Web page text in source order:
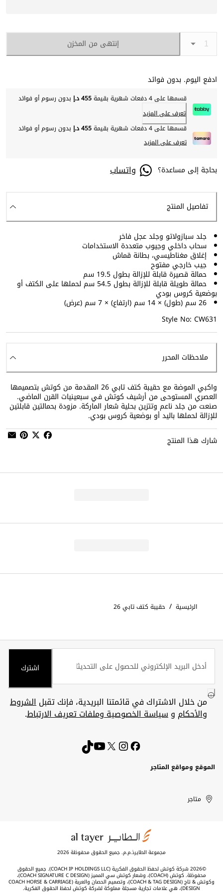
إنتهى من المخزن
ادفع اليوم. بدون فوائد
قسمها على 4 دفعات شهرية بقيمة 455 د.إ
بدون رسوم أو فوائد
تعرف على المزيد
قسمها على 4 دفعات شهرية بقيمة
455 د.إ
بدون رسوم أو فوائد
تعرف على المزيد
بحاجة إلى مساعدة؟ واتساب
تفاصيل المنتج
جلد سبازولاتو وجلد عجل فاخر
سحاب داخلي وجيوب متعددة الاستخدامات
إغلاق مغناطيسي، بطانة قماش
جيب خارجي مفتوح
حمالة قصيرة قابلة للإزالة بطول 19.5 سم
حمالة طويلة قابلة للإزالة بطول 54.5 سم لحملها على الكتف أو
بوضعية كروس بودي
26 سم (طول) × 14 سم (ارتفاع) × 7 سم (عرض)
Style No: CW631
ملاحظات المحرر
واكبي الموضة مع حقيبة كتف تابي 26 المقدمة من كوتش بتصميمها
العصري المستوحى من أرشيف كوتش في سبعينيات القرن الماضي.
صنعت من جلد ناعم وتتزين بحلية شعار الماركة. مزودة بحمالتين قابلتين
للإزالة لحملها باليد أو بوضعية كروس بودي.
شارك هذا المنتج
الرئيسية / حقيبة كتف تابي 26
اشترك
من خلال الاشتراك في قائمتنا البريدية، فإنك تقبلالشروط
والأحكام وسياسة الخصوصية وملفات تعريف الارتباط.
الموقع ومواقع المتاجر
United
Arab
Kuwait
الإمارات
العربية
الكويت
متاجر
مجموعة الطايرذ.م.م. جميع الحقوق محفوظة 2026
©2026 شركة كوتش لحفظ الحقوق الفكرية (COACH IP HOLDINGS LLC). جميع الحقوق
محفوظة. كوتش (COACH)، وشعار كوتش سي المميز (COACH SIGNATURE C DESIGN)،
وكوتش & تاج (COACH & TAG DESIGN)، وتصميم الحصان والعربة (COACH HORSE & CARRIAGE
DESIGN)، هي علامات تجارية مسجلة مملوكة لشركة كوتش لحفظ الحقوق الفكرية.